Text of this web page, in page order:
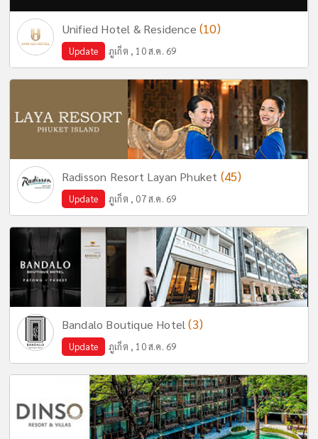
Unified Hotel & Residence (10)
Update ภูเก็ต , 10 ส.ค. 69
Radisson Resort Layan Phuket (45)
Update ภูเก็ต , 07 ส.ค. 69
Bandalo Boutique Hotel(3)
Update ภูเก็ต , 10 ส.ค. 69